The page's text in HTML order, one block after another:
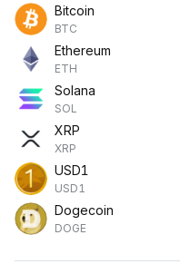
Bitcoin
BTC
Ethereum
ETH
Solana
SOL
XRP
XRP
USD1
USD1
Dogecoin
DOGE